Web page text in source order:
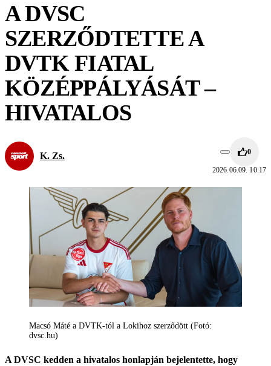
A DVSC
SZERZŐDTETTE A
DVTK FIATAL
KÖZÉPPÁLYÁSÁT –
HIVATALOS
K. Zs. 0
2026.06.09. 10:17
Macsó Máté a DVTK-tól a Lokihoz szerződött (Fotó:
dvsc.hu)
A DVSC kedden a hivatalos honlapján bejelentette, hogy